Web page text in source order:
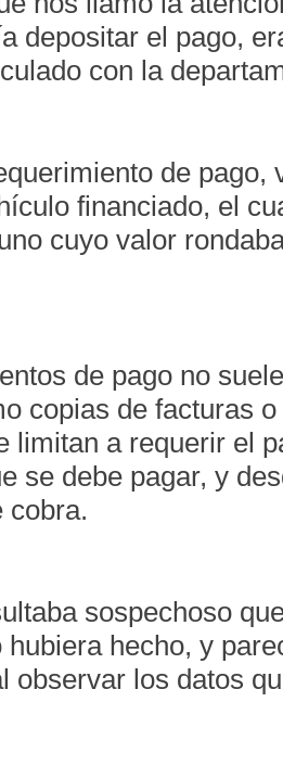
depositar el pago,
con la
de pago,
financiado, el
cuyo valor
de pago no
copias de facturas
limitan a requerir el
se debe pagar, y
cobra.
sospechoso
hecho, y
observar los datos